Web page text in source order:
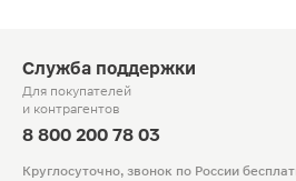
Служба поддержки
Для покупателей
и контрагентов
8 800 200 78 03
Круглосуточно, звонок по России